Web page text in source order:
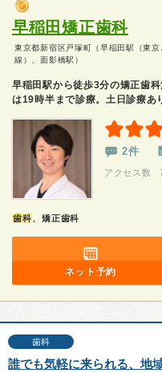
早稲田矯正歯科
東京都新宿区戸塚町（早稲田駅（東
線）、面影橋駅）
早稲田駅から徒歩3分の矯正歯
は19時半まで診療。土日診療あ
2件
アクセス数
歯科、矯正歯科
ネット予約
歯科
誰でも気軽に来られる、地